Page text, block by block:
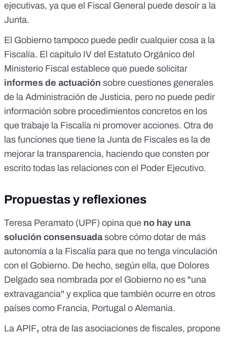
ejecutivas, ya que el Fiscal General puede desoír a la
Junta.
El Gobierno tampoco puede pedir cualquier cosa a la
Fiscalía. El capítulo IV del Estatuto Orgánico del
Ministerio Fiscal establece que puede solicitar
informes de actuación sobre cuestiones generales
de la Administración de Justicia, pero no puede pedir
información sobre procedimientos concretos en los
que trabaje la Fiscalía ni promover acciones. Otra de
las funciones que tiene la Junta de Fiscales es la de
mejorar la transparencia, haciendo que consten por
escrito todas las relaciones con el Poder Ejecutivo.
Propuestas y reflexiones
Teresa Peramato (UPF) opina que no hay una
solución consensuadasobre cómo dotar de más
autonomía a la Fiscalía para que no tenga vinculación
con el Gobierno. De hecho, según ella, que Dolores
Delgado sea nombrada por el Gobierno no es "una
extravagancia" y explica que también ocurre en otros
países como Francia, Portugal o Alemania.
La APIF, otra de las asociaciones de fiscales, propone